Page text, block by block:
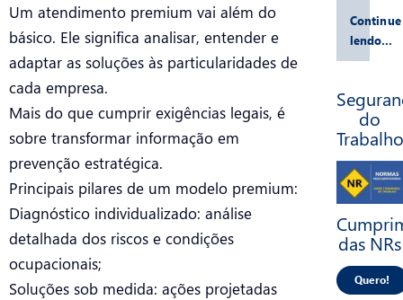
Um atendimento premium vai além do
básico. Ele significa analisar, entender e
adaptar as soluções às particularidades de
cada empresa.
Mais do que cumprir exigências legais, é
sobre transformar informação em
prevenção estratégica.
Principais pilares de um modelo premium:
Diagnóstico individualizado: análise
detalhada dos riscos e condições
ocupacionais;
Soluções sob medida: ações projetadas
Continue
lendo…
do
Trabalho
das NRs
Quero!